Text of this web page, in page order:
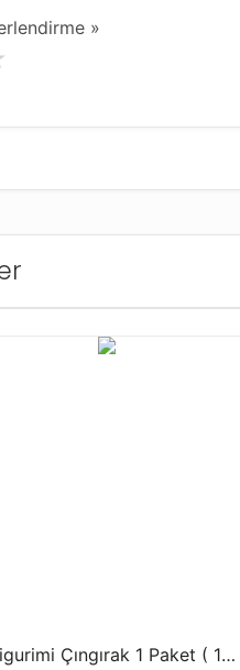
»
Amigurimi Çıngırak 1 Paket ( 10 ad ) 2 Farklı Boyutta